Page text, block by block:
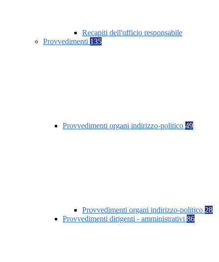
Recapiti dell'ufficio responsabile
Provvedimenti 135
Provvedimenti organi indirizzo-politico 49
Provvedimenti organi indirizzo-politico 28
Provvedimenti dirigenti - amministrativi 86